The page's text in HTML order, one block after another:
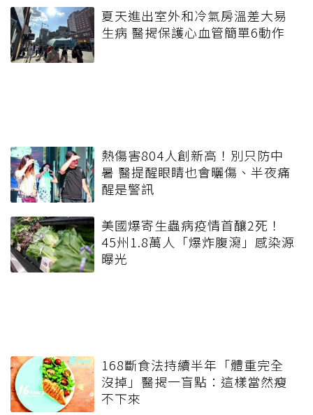
夏天進出室外和冷氣房溫差大易
生病 醫揭保護心血管簡單6動作
熱傷害804人創新高！別只防中
暑 醫提醒眼睛也會曬傷、半夜痛
醒是警訊
美國爆寄生蟲病疫情首釀2死！
45州1.8萬人「爆炸腹瀉」感染源
曝光
168斷食法持續半年「體重完全
沒掉」醫揭一盲點：這樣當然瘦
不下來